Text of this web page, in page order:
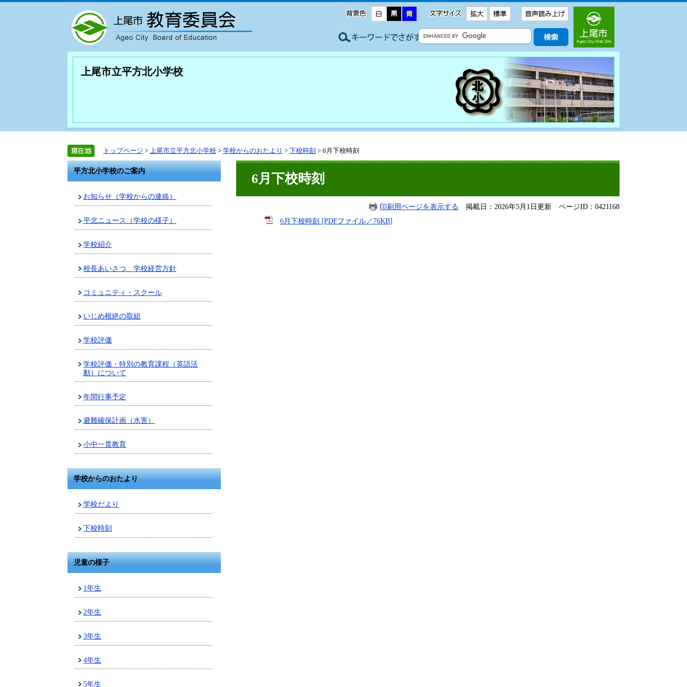
上尾市立平方北小学校
トップページ > 上尾市立平方北小学校 > 学校からのおたより > 下校時刻 > 6月下校時刻
平方北小学校のご案内
お知らせ（学校からの連絡）
平北ニュース（学校の様子）
学校紹介
校長あいさつ 学校経営方針
コミュニティ・スクール
いじめ根絶の取組
学校評価
学校評価・特別の教育課程（英語活
動）について
年間行事予定
避難確保計画（水害）
小中一貫教育
学校からのおたより
学校だより
下校時刻
児童の様子
1年生
2年生
3年生
4年生
5年生
6月下校時刻
印刷用ページを表示する 掲載日：2026年5月1日更新 ページID：0421168
6月下校時刻 [PDFファイル／76KB]